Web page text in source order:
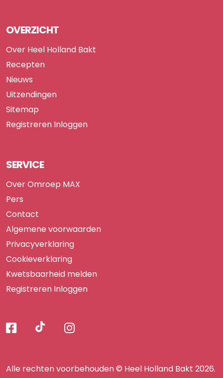
OVERZICHT
Over Heel Holland Bakt
Recepten
Nieuws
Uitzendingen
Sitemap
Registreren Inloggen
SERVICE
Over Omroep MAX
Pers
Contact
Algemene voorwaarden
Privacyverklaring
Cookieverklaring
Kwetsbaarheid melden
Registreren Inloggen
Volg
ons
Volg Volg
ons
Alle rechten voorbehouden © Heel Holland Bakt 2026.